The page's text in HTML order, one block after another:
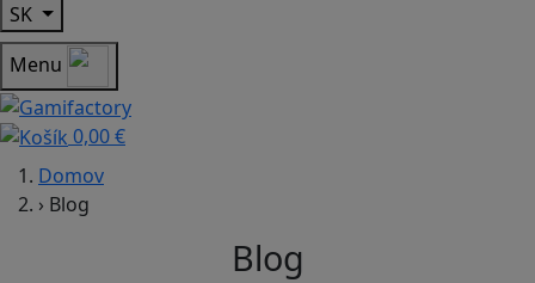
SK
Menu
0,00 €
Domov
› Blog
Blog